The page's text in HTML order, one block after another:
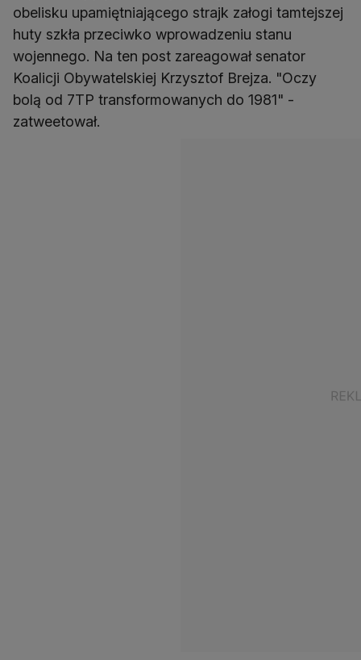
obelisku upamiętniającego strajk załogi tamtejszej
huty szkła przeciwko wprowadzeniu stanu
wojennego. Na ten post zareagował senator
Koalicji Obywatelskiej Krzysztof Brejza. "Oczy
bolą od 7TP transformowanych do 1981" -
zatweetował.